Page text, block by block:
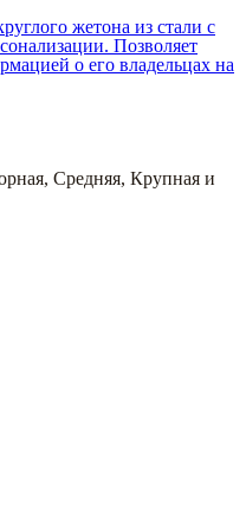
жетона из стали с
Позволяет
о его владельцах на
, Средняя, Крупная и